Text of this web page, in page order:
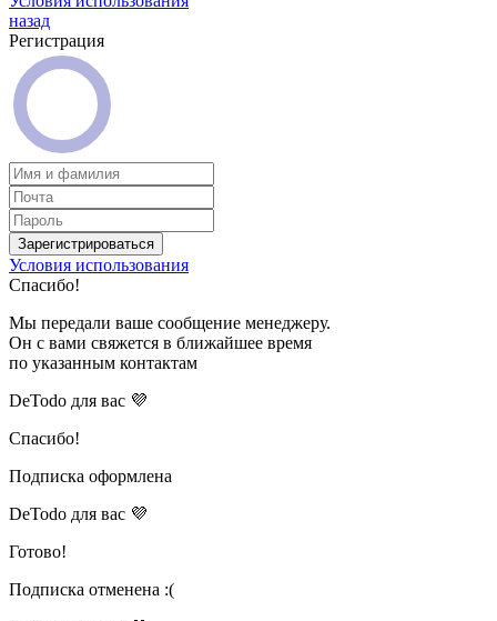
назад
Регистрация
Зарегистрироваться
Условия использования
Спасибо!
Мы передали ваше сообщение менеджеру.
Он с вами свяжется в ближайшее время
по указанным контактам
DeTodo для вас 💜
Спасибо!
Подписка оформлена
DeTodo для вас 💜
Готово!
Подписка отменена :(